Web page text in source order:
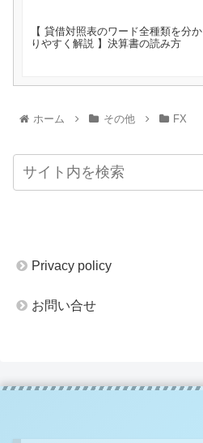
【 貸借対照表のワード全種類を分か
りやすく解説 】決算書の読み方
ホーム その他 FX
Privacy policy
お問い合せ